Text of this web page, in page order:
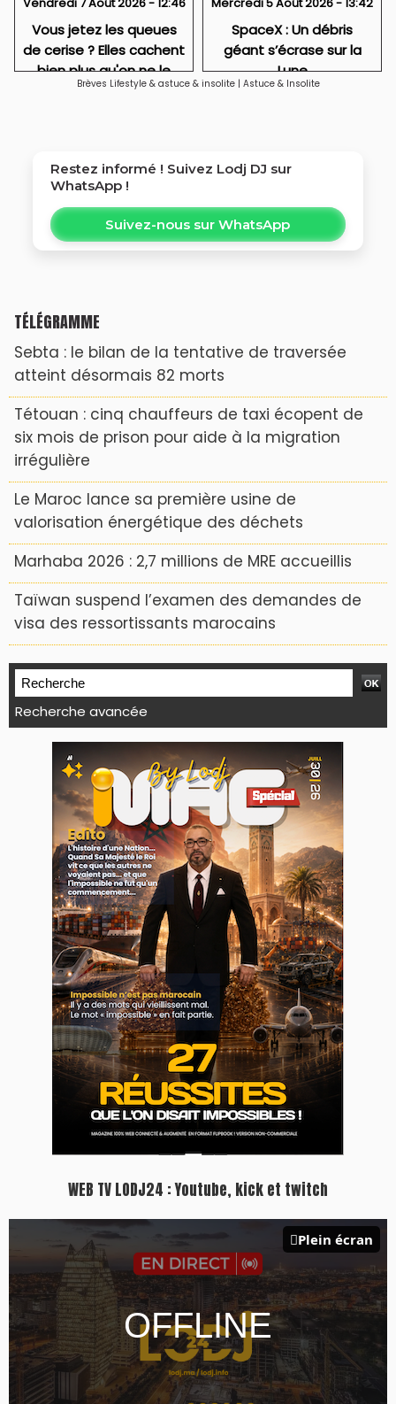
Vous jetez les queues
de cerise ? Elles cachent
bien plus qu'on ne le
croit
SpaceX : Un débris
géant s’écrase sur la
Lune
Brèves Lifestyle & astuce & insolite | Astuce & Insolite
Restez informé ! Suivez Lodj DJ sur
WhatsApp !
Suivez-nous sur WhatsApp
TÉLÉGRAMME
Sebta : le bilan de la tentative de traversée
atteint désormais 82 morts
Tétouan : cinq chauffeurs de taxi écopent de
six mois de prison pour aide à la migration
irrégulière
Le Maroc lance sa première usine de
valorisation énergétique des déchets
Marhaba 2026 : 2,7 millions de MRE accueillis
Taïwan suspend l’examen des demandes de
visa des ressortissants marocains
Recherche avancée
WEB TV LODJ24 : Youtube, kick et twitch
Plein écran